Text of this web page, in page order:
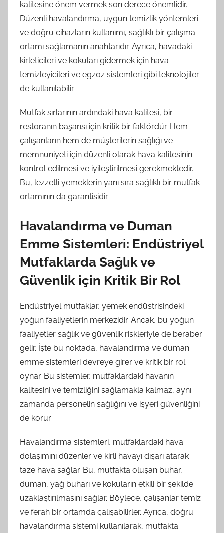
kalitesine önem vermek son derece önemlidir.
Düzenli havalandırma, uygun temizlik yöntemleri
ve doğru cihazların kullanımı, sağlıklı bir çalışma
ortamı sağlamanın anahtarıdır. Ayrıca, havadaki
kirleticileri ve kokuları gidermek için hava
temizleyicileri ve egzoz sistemleri gibi teknolojiler
de kullanılabilir.
Mutfak sırlarının ardındaki hava kalitesi, bir
restoranın başarısı için kritik bir faktördür. Hem
çalışanların hem de müşterilerin sağlığı ve
memnuniyeti için düzenli olarak hava kalitesinin
kontrol edilmesi ve iyileştirilmesi gerekmektedir.
Bu, lezzetli yemeklerin yanı sıra sağlıklı bir mutfak
ortamının da garantisidir.
Havalandırma ve Duman
Emme Sistemleri: Endüstriyel
Mutfaklarda Sağlık ve
Güvenlik için Kritik Bir Rol
Endüstriyel mutfaklar, yemek endüstrisindeki
yoğun faaliyetlerin merkezidir. Ancak, bu yoğun
faaliyetler sağlık ve güvenlik riskleriyle de beraber
gelir. İşte bu noktada, havalandırma ve duman
emme sistemleri devreye girer ve kritik bir rol
oynar. Bu sistemler, mutfaklardaki havanın
kalitesini ve temizliğini sağlamakla kalmaz, aynı
zamanda personelin sağlığını ve işyeri güvenliğini
de korur.
Havalandırma sistemleri, mutfaklardaki hava
dolaşımını düzenler ve kirli havayı dışarı atarak
taze hava sağlar. Bu, mutfakta oluşan buhar,
duman, yağ buharı ve kokuların etkili bir şekilde
uzaklaştırılmasını sağlar. Böylece, çalışanlar temiz
ve ferah bir ortamda çalışabilirler. Ayrıca, doğru
havalandırma sistemi kullanılarak, mutfakta